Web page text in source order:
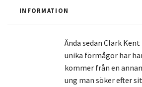
INFORMATION
Ända sedan Clark
unika förmågor har
kommer från en
ung man söker efter